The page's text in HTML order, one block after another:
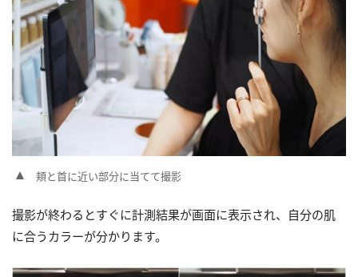
頬と首に近い部分に当てて撮影
撮影が終わるとすぐに計測結果が画面に表示され、自分の肌
に合うカラーが分かります。